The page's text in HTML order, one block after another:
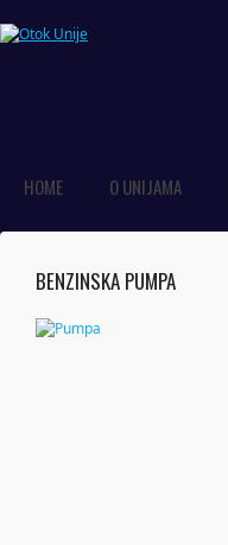
HOME O UNIJAMA
BENZINSKA PUMPA